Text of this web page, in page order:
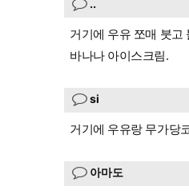
..
거기에 우유 쪼매 붓고
바나나 아이스크림.
si
거기에 우유랑 무가당
아마도